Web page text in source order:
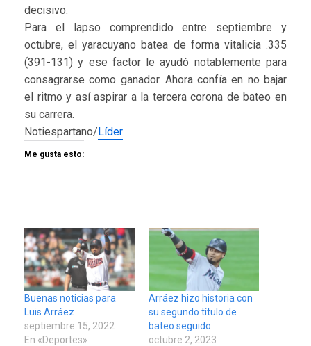
decisivo.
Para el lapso comprendido entre septiembre y
octubre, el yaracuyano batea de forma vitalicia .335
(391-131) y ese factor le ayudó notablemente para
consagrarse como ganador. Ahora confía en no bajar
el ritmo y así aspirar a la tercera corona de bateo en
su carrera.
Notiespartano/Líder
Me gusta esto:
Buenas noticias para
Luis Arráez
septiembre 15, 2022
En «Deportes»
Arráez hizo historia con
su segundo título de
bateo seguido
octubre 2, 2023